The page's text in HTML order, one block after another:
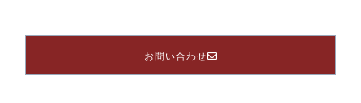
お問い合わせ